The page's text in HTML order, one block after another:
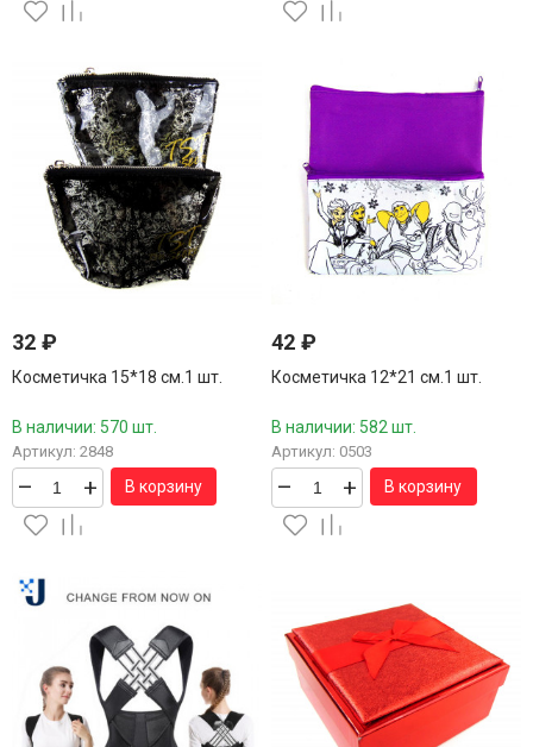
32 ₽
Косметичка 15*18 см.1 шт.
В наличии: 570 шт.
Артикул: 2848
– + В корзину
42₽
Косметичка 12*21 см.1 шт.
В наличии: 582 шт.
Артикул: 0503
– + В корзину